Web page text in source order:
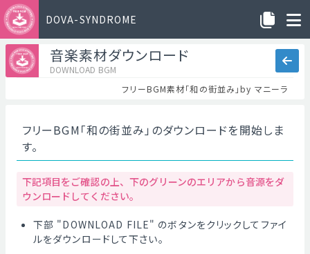
DOVA-SYNDROME
音楽素材ダウンロード
DOWNLOAD BGM
フリーBGM素材「和の街並み」by マニーラ
フリーBGM「和の街並み」のダウンロードを開始しま
す。
下記項目をご確認の上、下のグリーンのエリアから音源をダ
ウンロードしてください。
下部 "DOWNLOAD FILE" のボタンをクリックしてファイ
ルをダウンロードして下さい。